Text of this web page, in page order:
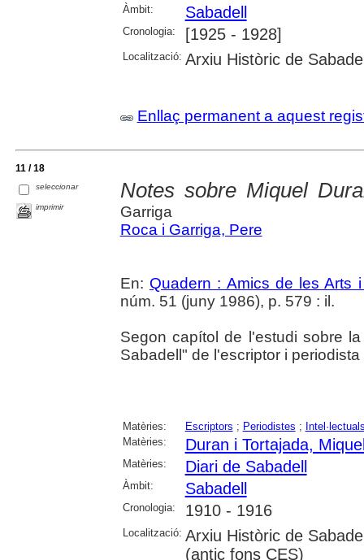
Àmbit: Sabadell
Cronologia: [1925 - 1928]
Localització: Arxiu Històric de
Enllaç permanent a aquest
11 / 18
seleccionar
imprimir
Notes sobre Miquel
Garriga
Roca i Garriga, Pere
En: Quadern : Amics de les Arts
núm. 51 (juny 1986), p. 579 : il.
Segon capítol de l'estudi sobre
Sabadell" de l'escriptor i
Matèries: Escriptors ; Periodistes ;
Matèries:
Duran i Tortajada,
Matèries: Diari de Sabadell
Àmbit: Sabadell
Cronologia: 1910 - 1916
Localització: Arxiu Històric de
(antic fons CES)